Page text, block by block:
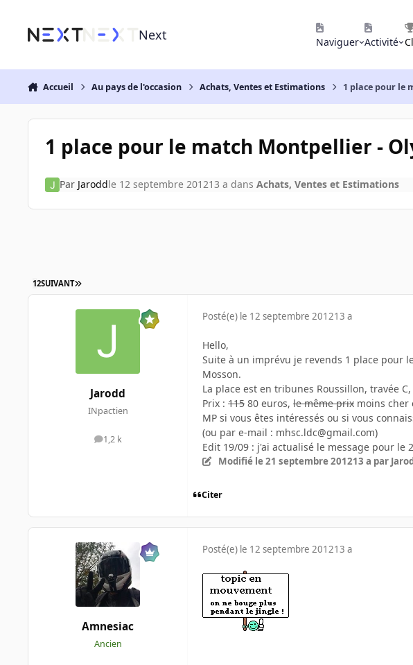
Next Naviguer Activité
Accueil Au pays de l'occasion Achats, Ventes et Estimations 1 place pour le
1 place pour le match Montpellier -
Par Jaroddle 12 septembre 201213 a dans Achats, Ventes et Estimations
12SUIVANT
Jarodd
INpactien
1,2 k
messages
Posté(e) le 12 septembre 201213 a
Hello,
Suite à un imprévu je revends 1 place pour
Mosson.
La place est en tribunes Roussillon, travée
Prix : 115 80 euros, le même prix moins cher
MP si vous êtes intéressés ou si vous
(ou par e-mail : mhsc.ldc@gmail.com)
Edit 19/09 : j'ai actualisé le message pour le
Modifié le 21 septembre 201213 a par
Citer
Amnesiac
Ancien
Posté(e) le 12 septembre 201213 a